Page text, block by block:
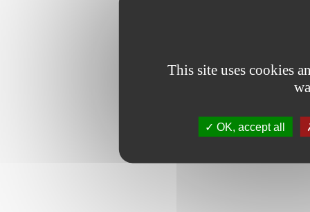
This site uses cookies
OK, accept all